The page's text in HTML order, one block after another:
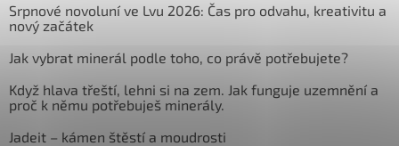
Srpnové novoluní ve Lvu 2026: Čas pro odvahu, kreativitu a
nový začátek
Jak vybrat minerál podle toho, co právě potřebujete?
Když hlava třeští, lehni si na zem. Jak funguje uzemnění a
proč k němu potřebuješ minerály.
Jadeit – kámen štěstí a moudrosti